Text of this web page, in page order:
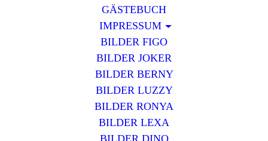
GÄSTEBUCH
IMPRESSUM
BILDER FIGO
BILDER JOKER
BILDER BERNY
BILDER LUZZY
BILDER RONYA
BILDER LEXA
BILDER DINO